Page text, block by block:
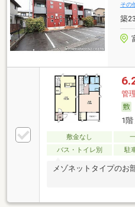
その
築
管
1階
敷金なし
バス・トイレ別
駐
メゾネットタイプのお